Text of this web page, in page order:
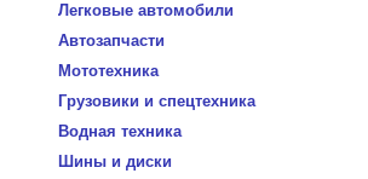
Легковые автомобили
Автозапчасти
Мототехника
Грузовики и спецтехника
Водная техника
Шины и диски